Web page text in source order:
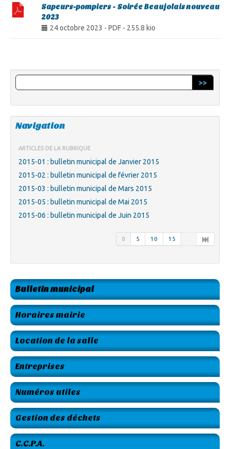
Sapeurs-pompiers - Soirée Beaujolais nouveau
2023
24 octobre 2023 - PDF - 255.8 kio
>>
Navigation
ARTICLES DE LA RUBRIQUE
2015-01 : bulletin municipal de Janvier 2015
2015-02 : bulletin municipal de février 2015
2015-03 : bulletin municipal de Mars 2015
2015-05 : bulletin municipal de Mai 2015
2015-06 : bulletin municipal de Juin 2015
0 5 10 15
Bulletin municipal
Horaires mairie
Location de la salle
Entreprises
Numéros utiles
Gestion des déchets
C.C.P.A.